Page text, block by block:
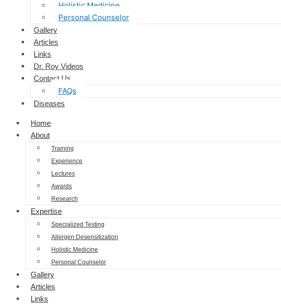
Holistic Medicine
Personal Counselor
Gallery
Articles
Links
Dr. Roy Videos
Contact Us
FAQs
Diseases
Home
About
Training
Experience
Lectures
Awards
Research
Expertise
Specialized Testing
Allergen Desensitization
Holistic Medicine
Personal Counselor
Gallery
Articles
Links